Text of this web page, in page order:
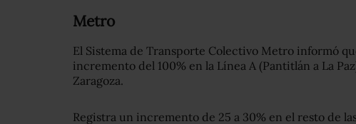
Metro
El Sistema de Transporte Colectivo Metro informó
incremento del 100% en la Línea A (Pantitlán a La
Zaragoza.
Registra un incremento de 25 a 30% en el resto de